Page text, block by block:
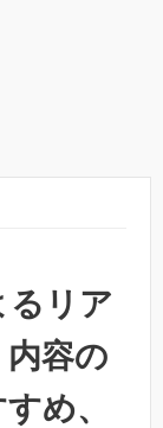
るリア
容の
め、